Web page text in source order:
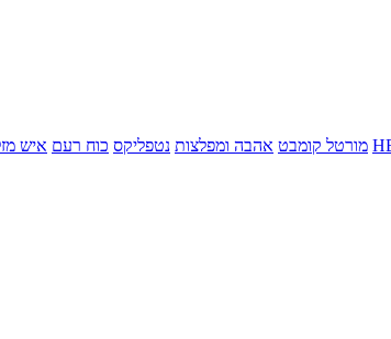
מורטל קומבט אהבה ומפלצות נטפליקס כוח רעם איש